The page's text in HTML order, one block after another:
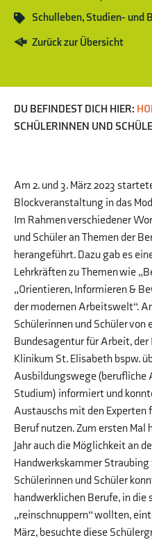
Schulleben, Studien- und
Zurück zur Übersicht
DU BEFINDEST DICH HIER:
SCHÜLERINNEN UND
Am 2. und 3. März 2023
Blockveranstaltung in das
Im Rahmen verschiedener
und Schüler an Themen der
herangeführt. Dazu gab es
Lehrkräften zu Themen wie
„Orientieren, Informieren &
der modernen Arbeitswelt“.
Schülerinnen und Schüler
Bundesagentur für Arbeit, der
Klinikum St. Elisabeth bspw.
Ausbildungswege (berufliche
Studium) informiert und
Austauschs mit den Experten
Beruf nutzen. Zum ersten Mal
Jahr auch die Möglichkeit an
Handwerkskammer
Schülerinnen und Schüler
handwerklichen Berufe, in die
„reinschnuppern“ wollten,
März, besuchte diese